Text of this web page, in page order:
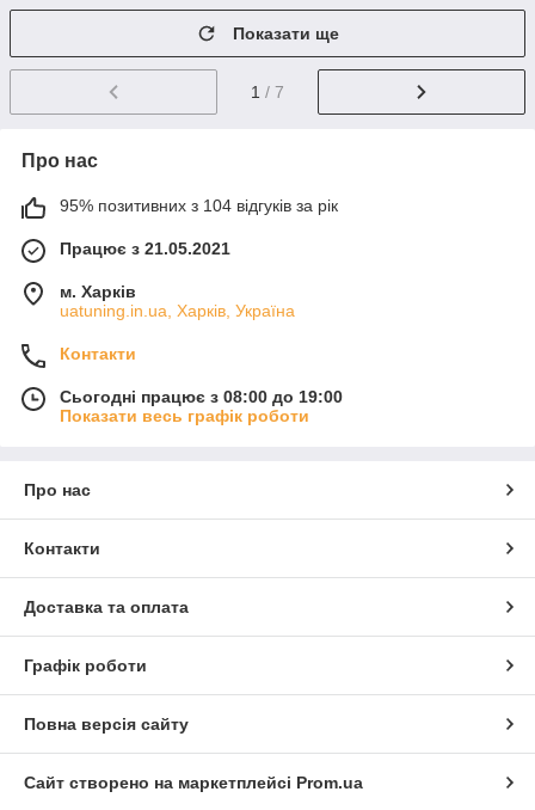
Показати ще
1 / 7
Про нас
95% позитивних з 104 відгуків за рік
Працює з 21.05.2021
м. Харків
uatuning.in.ua, Харків, Україна
Контакти
Сьогодні працює з 08:00 до 19:00
Показати весь графік роботи
Про нас
Контакти
Доставка та оплата
Графік роботи
Повна версія сайту
Сайт створено на маркетплейсі Prom.ua